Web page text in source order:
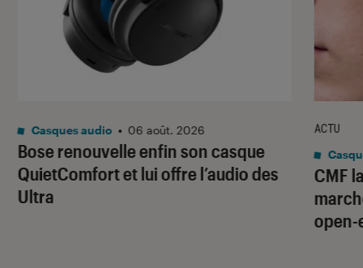
Bose renouvelle enfin son casque
QuietComfort et lui offre l’audio des
Ultra
Casques audio • 06 août. 2026
CMF
open-
ACTU